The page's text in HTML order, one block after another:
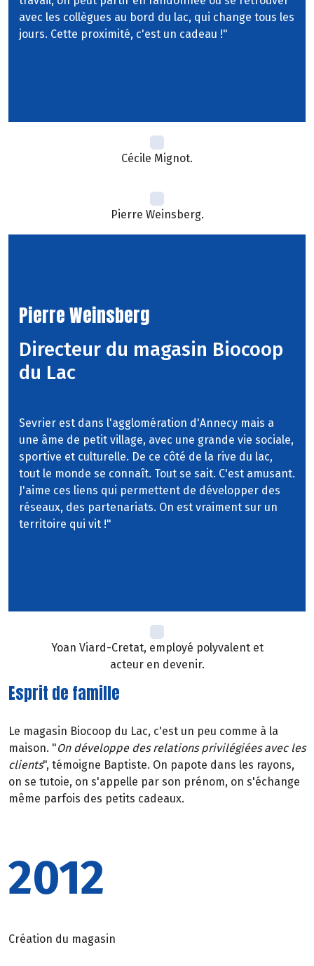
avec les collègues au bord du lac, qui change tous les
jours. Cette proximité, c'est un cadeau !"
Cécile Mignot.
Pierre Weinsberg.
Pierre Weinsberg
Directeur du magasin Biocoop
du Lac
Sevrier est dans l'agglomération d'Annecy mais a
une âme de petit village, avec une grande vie sociale,
sportive et culturelle. De ce côté de la rive du lac,
tout le monde se connaît. Tout se sait. C'est amusant.
J'aime ces liens qui permettent de développer des
réseaux, des partenariats. On est vraiment sur un
territoire qui vit !"
Yoan Viard-Cretat, employé polyvalent et
acteur en devenir.
Esprit de famille
Le magasin Biocoop du Lac, c'est un peu comme à la
maison. "On développe des relations privilégiées avec les
clients", témoigne Baptiste. On papote dans les rayons,
on se tutoie, on s'appelle par son prénom, on s'échange
même parfois des petits cadeaux.
2012
Création du magasin